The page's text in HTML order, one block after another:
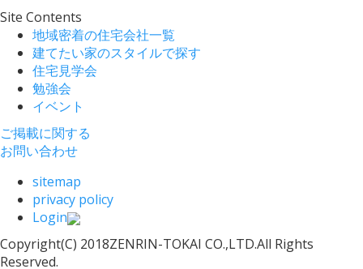
Site Contents
地域密着の住宅会社一覧
建てたい家のスタイルで探す
住宅見学会
勉強会
イベント
ご掲載に関する
お問い合わせ
sitemap
privacy policy
Login
Copyright(C) 2018ZENRIN-TOKAI CO.,LTD.All Rights
Reserved.